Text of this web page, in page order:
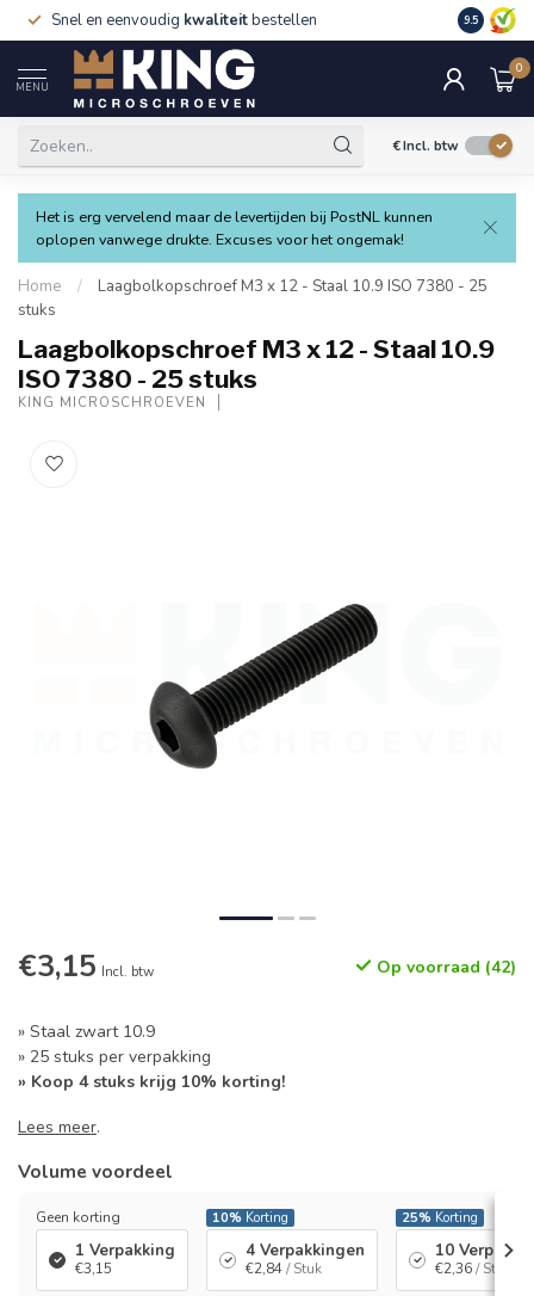
Snel en eenvoudig kwaliteitbestellen 9.5
MENU
0
€Incl. btw
Het is erg vervelend maar de levertijden bij PostNL kunnen
oplopen vanwege drukte. Excuses voor het ongemak!
Home /
Laagbolkopschroef M3 x 12 - Staal 10.9 ISO 7380 - 25
stuks
Laagbolkopschroef M3 x 12 - Staal 10.9
ISO 7380 - 25 stuks
KING MICROSCHROEVEN
€3,15 Incl. btw Op voorraad (42)
» Staal zwart 10.9
» 25 stuks per verpakking
» Koop 4 stuks krijg 10% korting!
Lees meer.
Volume voordeel
Geen korting
1 Verpakking
€3,15
10% Korting
4 Verpakkingen
€2,84/ Stuk
25% Korting
10
€2,36/ Stuk